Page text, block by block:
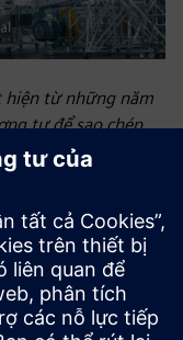
hiện từ những năm
tự để sao chép
vụ thăm dò.
đã được John
Siemens lần
kỹ thuật số - một
trình hoặc môi
dự đoán kết
công nghiệp tại
nay chúng tôi sử